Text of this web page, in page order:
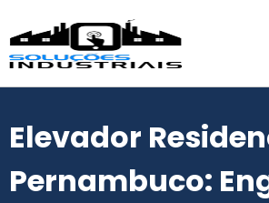
Elevador
Pernambuco: